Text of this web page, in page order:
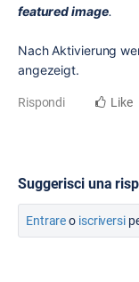
featured image.
Nach Aktivierung
angezeigt.
Rispondi Like
Suggerisci una
Entrareo iscriversi